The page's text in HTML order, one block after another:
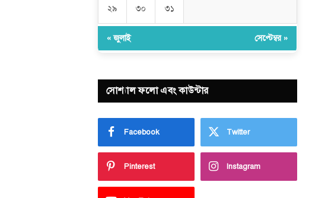
২৯ ৩০ ৩১
« জুলাই সেপ্টেম্বর »
সোশ্যাল ফলো এবং কাউন্টার
Facebook Twitter
Pinterest Instagram